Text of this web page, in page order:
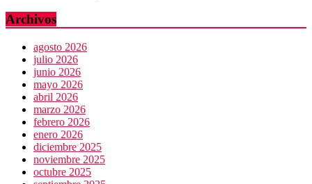
Archivos
agosto 2026
julio 2026
junio 2026
mayo 2026
abril 2026
marzo 2026
febrero 2026
enero 2026
diciembre 2025
noviembre 2025
octubre 2025